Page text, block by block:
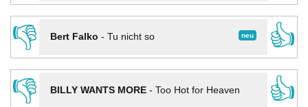
👎
neu
Bert Falko - Tu nicht so
👍
👎
BILLY WANTS MORE- Too Hot for Heaven
👍